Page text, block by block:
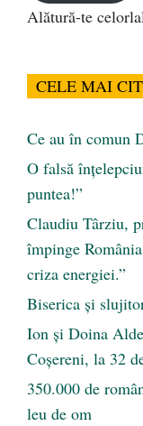
Alătură-te
CELE MAI
Ce au în comun
O falsă
puntea!”
Claudiu Târziu,
împinge
criza energiei.”
Biserica și
Ion și Doina
Coșereni, la 32
350.000 de
leu de om